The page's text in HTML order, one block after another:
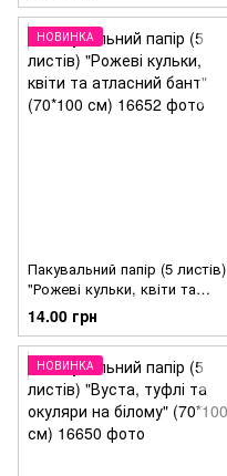
НОВИНКА
Пакувальний папір (5 листів)
"Рожеві кульки, квіти та
атласний бант" (70*100 см)
14.00 грн
НОВИНКА